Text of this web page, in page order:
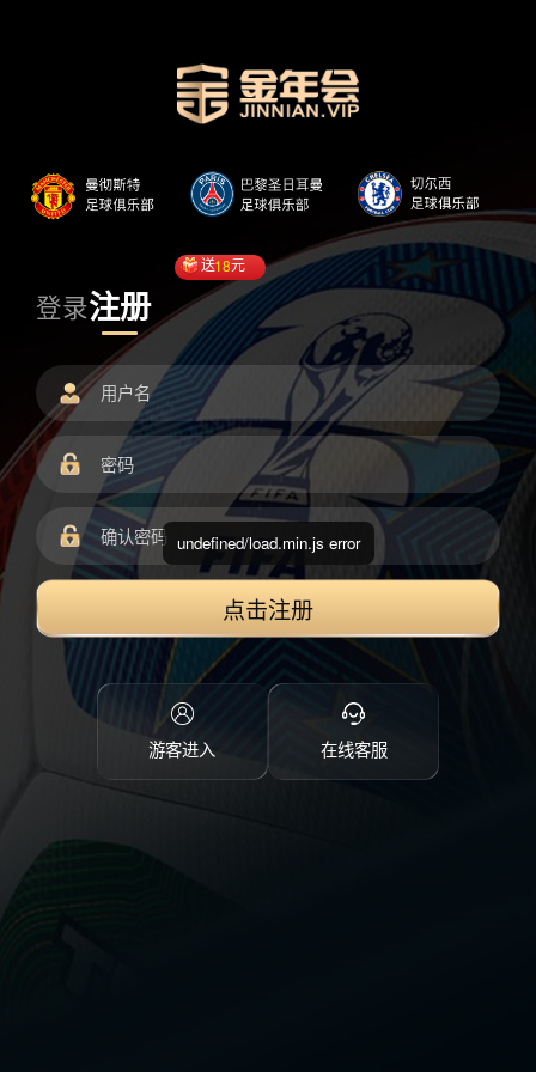
登录注册
送18元
点击注册
游客进入 在线客服
undefined/load.min.js error